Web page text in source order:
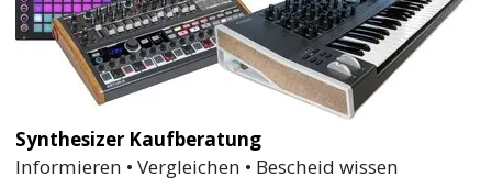
Synthesizer Kaufberatung
Informieren • Vergleichen • Bescheid wissen